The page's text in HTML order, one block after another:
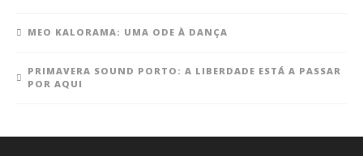
MEO KALORAMA: UMA ODE À DANÇA
PRIMAVERA SOUND PORTO: A LIBERDADE ESTÁ A PASSAR
POR AQUI